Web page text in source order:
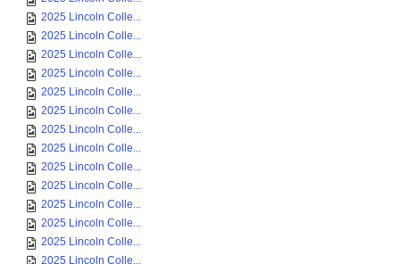
2025 Lincoln Colle...
2025 Lincoln Colle...
2025 Lincoln Colle...
2025 Lincoln Colle...
2025 Lincoln Colle...
2025 Lincoln Colle...
2025 Lincoln Colle...
2025 Lincoln Colle...
2025 Lincoln Colle...
2025 Lincoln Colle...
2025 Lincoln Colle...
2025 Lincoln Colle...
2025 Lincoln Colle...
2025 Lincoln Colle...